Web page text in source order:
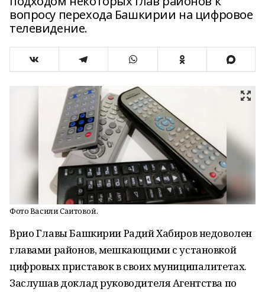
вопросу перехода Башкирии на цифровое
телевидение.
Фото Васили Саитовой.
Врио Главы Башкирии Радий Хабиров недоволен
главами районов, мешкающими с установкой
цифровых приставок в своих муниципалитетах.
Заслушав доклад руководителя Агентства по